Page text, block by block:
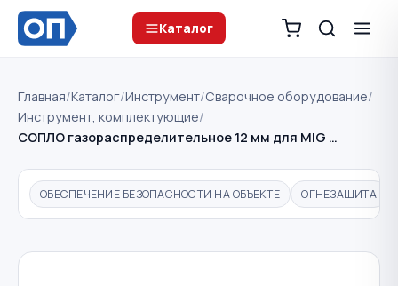
Каталог
Главная/Каталог/Инструмент/Сварочное оборудование/
Инструмент, комплектующие/
СОПЛО газораспределительное 12 мм для MIG …
ОБЕСПЕЧЕНИЕ БЕЗОПАСНОСТИ НА ОБЪЕКТЕ ОГНЕЗАЩИТА